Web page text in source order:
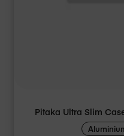
Pitaka Ultra Slim